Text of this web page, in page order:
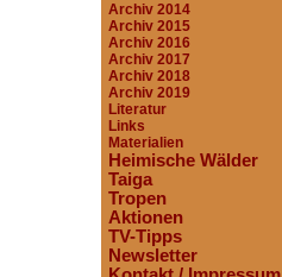
Archiv 2014
Archiv 2015
Archiv 2016
Archiv 2017
Archiv 2018
Archiv 2019
Literatur
Links
Materialien
Heimische Wälder
Taiga
Tropen
Aktionen
TV-Tipps
Newsletter